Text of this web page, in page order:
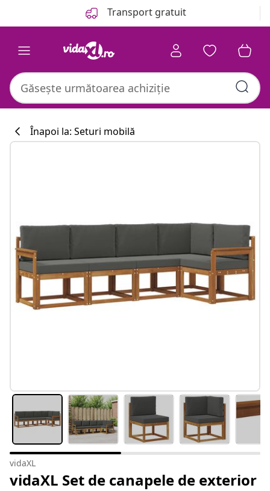
Transport gratuit
Înapoi la: Seturi mobilă
vidaXL
vidaXL Set de canapele de exterior